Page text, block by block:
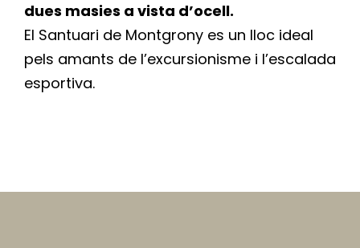
dues masies a vista d’ocell.
El Santuari de Montgrony es un lloc ideal
pels amants de l’excursionisme i l’escalada
esportiva.